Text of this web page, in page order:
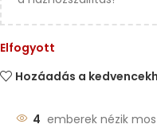
Elfogyott
Hozáadás a
4 emberek nézik